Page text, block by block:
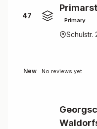
47
Primary
Schulstr.
New No reviews yet